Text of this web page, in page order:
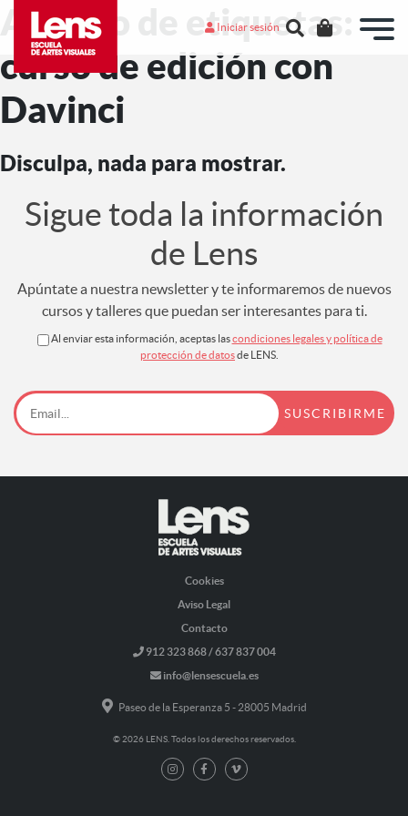
Iniciar sesión
Archivo de etiquetas:
curso de edición con
Davinci
Disculpa, nada para mostrar.
Sigue toda la información
de Lens
Apúntate a nuestra newsletter y te informaremos de nuevos
cursos y talleres que puedan ser interesantes para ti.
Al enviar esta información, aceptas lascondiciones legales y política de
protección de datosde LENS.
Cookies
Aviso Legal
Contacto
912 323 868 / 637 837 004
info@lensescuela.es
Paseo de la Esperanza 5 - 28005 Madrid
© 2026 LENS. Todos los derechos reservados.